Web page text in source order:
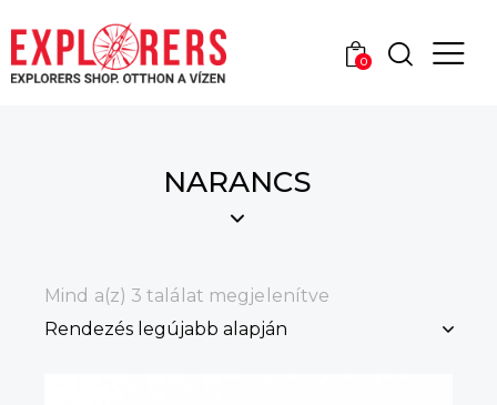
0
NARANCS
Mind a(z) 3 találat megjelenítve